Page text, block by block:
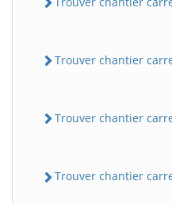
Trouver chantier
Trouver chantier
Trouver chantier